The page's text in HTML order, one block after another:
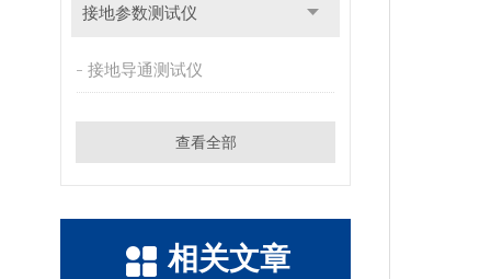
接地参数测试仪
接地导通测试仪
查看全部
相关文章